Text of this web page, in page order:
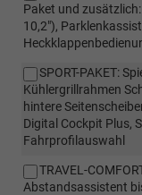
Paket und
10,2"),
SPORT-PAKET:
Kühlergrillrahmen
hintere
Digital Cockpit Plus,
Fahrprofilauswahl
TRAVEL-
Abstandsassistent